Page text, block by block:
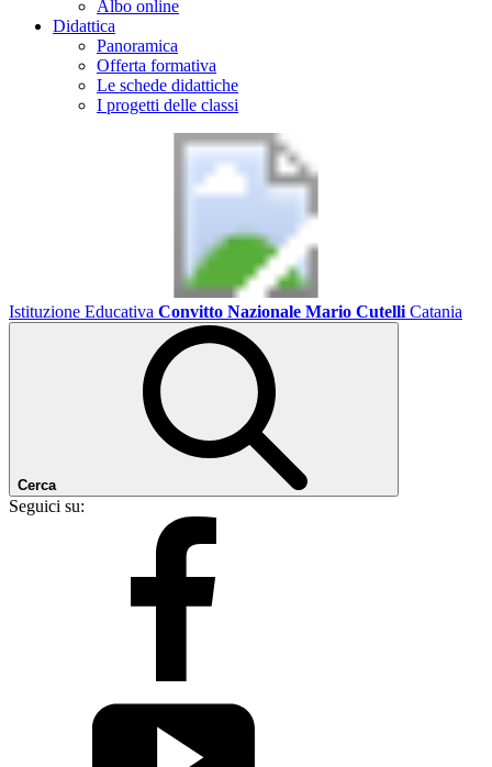
Albo online
Didattica
Panoramica
Offerta formativa
Le schede didattiche
I progetti delle classi
Istituzione Educativa Convitto Nazionale Mario Cutelli Catania
Cerca
Seguici su: